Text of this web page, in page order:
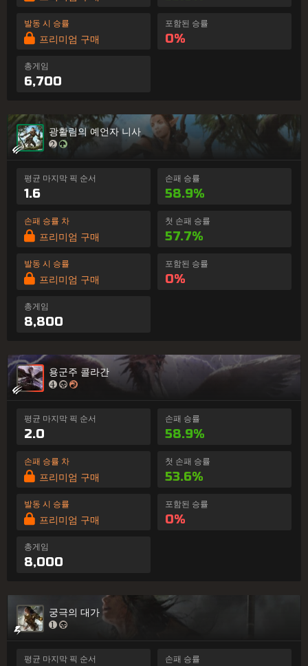
발동 시 승률
프리미엄 구매
포함된 승률
0%
총게임
6,700
광활림의 예언자 니사
평균 마지막 픽 순서
1.6
손패 승률
58.9%
손패 승률 차
프리미엄 구매
첫 손패 승률
57.7%
발동 시 승률
프리미엄 구매
포함된 승률
0%
총게임
8,800
용군주 콜라간
평균 마지막 픽 순서
2.0
손패 승률
58.9%
손패 승률 차
프리미엄 구매
첫 손패 승률
53.6%
발동 시 승률
프리미엄 구매
포함된 승률
0%
총게임
8,000
궁극의 대가
평균 마지막 픽 순서 손패 승률